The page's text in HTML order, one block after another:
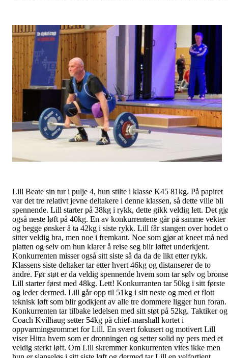
Lill Beate sin tur i pulje 4, hun stilte i klasse K45 81kg. På papiret
var det tre relativt jevne deltakere i denne klassen, så dette ville bli
spennende. Lill starter på 38kg i rykk, dette gikk veldig lett. Det
også neste løft på 40kg. En av konkurrentene går på samme vekter
og begge ønsker å ta 42kg i siste rykk. Lill får stangen over hodet
sitter veldig bra, men noe i fremkant. Noe som gjør at kneet må
platten og selv om hun klarer å reise seg blir løftet underkjent.
Konkurrenten misser også sitt siste så da da de likt etter rykk.
Klassens siste deltaker tar etter hvert 46kg og distanserer de to
andre. Før støt er da veldig spennende hvem som tar sølv og
Lill starter først med 48kg. Lett! Konkurranten tar 50kg i sitt første
og leder dermed. Lill går opp til 51kg i sitt neste og med et flott
teknisk løft som blir godkjent av alle tre dommere ligger hun foran.
Konkurrenten tar tilbake ledelsen med sitt støt på 52kg. Taktiker og
Coach Kvilhaug setter 54kg på chief-marshall kortet i
oppvarmingsrommet for Lill. En svært fokusert og motivert Lill
viser Hitra hvem som er dronningen og setter solid ny pers med et
veldig sterkt løft. Om Lill skremmer konkurrenten vites ikke men